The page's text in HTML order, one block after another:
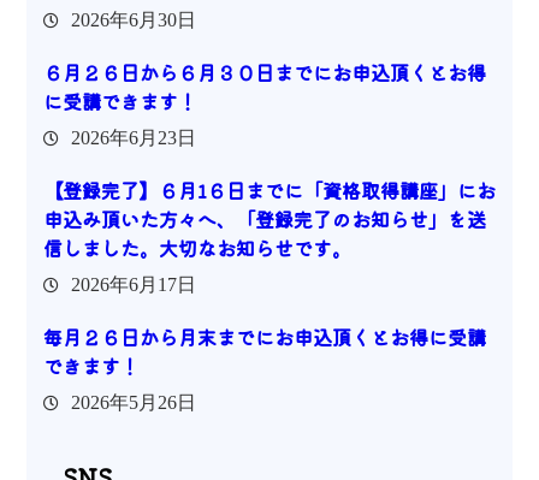
2026年6月30日
６月２６日から６月３０日までにお申込頂くとお得
に受講できます！
2026年6月23日
【登録完了】６月1６日までに「資格取得講座」にお
申込み頂いた方々へ、「登録完了のお知らせ」を送
信しました。大切なお知らせです。
2026年6月17日
毎月２６日から月末までにお申込頂くとお得に受講
できます！
2026年5月26日